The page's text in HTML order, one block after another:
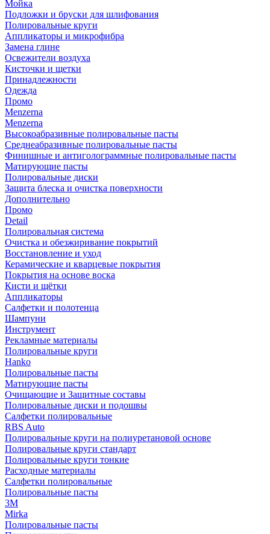
Мойка
Подложки и бруски для шлифования
Полировальные круги
Аппликаторы и микрофибра
Замена глине
Освежители воздуха
Кисточки и щетки
Принадлежности
Одежда
Промо
Menzerna
Menzerna
Высокоабразивные полировальные пасты
Среднеабразивные полировальные пасты
Финишные и антиголограммные полировальные пасты
Матирующие пасты
Полировальные диски
Защита блеска и очистка поверхности
Дополнительно
Промо
Detail
Полировальная система
Очистка и обезжиривание покрытий
Восстановление и уход
Керамические и кварцевые покрытия
Покрытия на основе воска
Кисти и щётки
Аппликаторы
Салфетки и полотенца
Шампуни
Инструмент
Рекламные материалы
Полировальные круги
Hanko
Полировальные пасты
Матирующие пасты
Очищающие и Защитные составы
Полировальные диски и подошвы
Салфетки полировальные
RBS Auto
Полировальные круги на полиуретановой основе
Полировальные круги стандарт
Полировальные круги тонкие
Расходные материалы
Салфетки полировальные
Полировальные пасты
3М
Mirka
Полировальные пасты